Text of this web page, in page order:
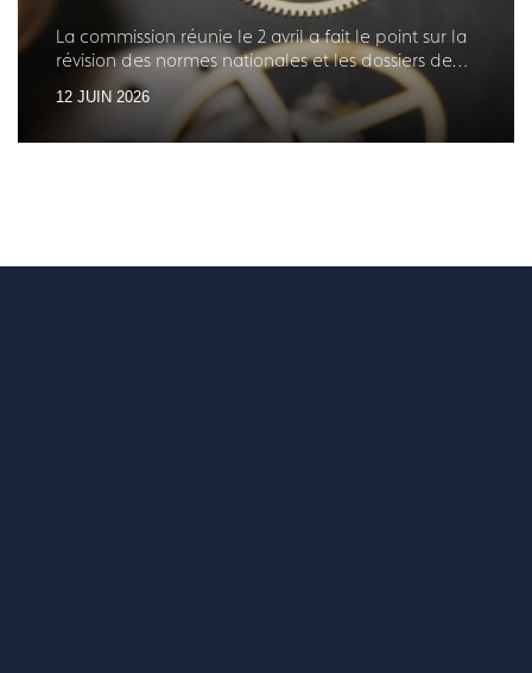
La commission réunie le 2 avril a fait le point sur la
révision des normes nationales et les dossiers de
normalisation internationale en cours
12 JUIN 2026